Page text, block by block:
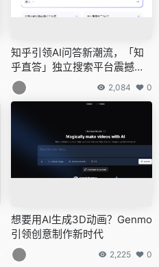
知乎引领AI问答新潮流，「知
乎直答」独立搜索平台震撼上
线
2,084 0
想要用AI生成3D动画？Genmo
引领创意制作新时代
2,225 0